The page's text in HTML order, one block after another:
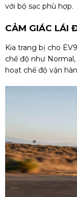
với bộ sạc phù hợp.
CẢM GIÁC LÁI
Kia trang bị cho
chế độ như
hoạt chế độ vận